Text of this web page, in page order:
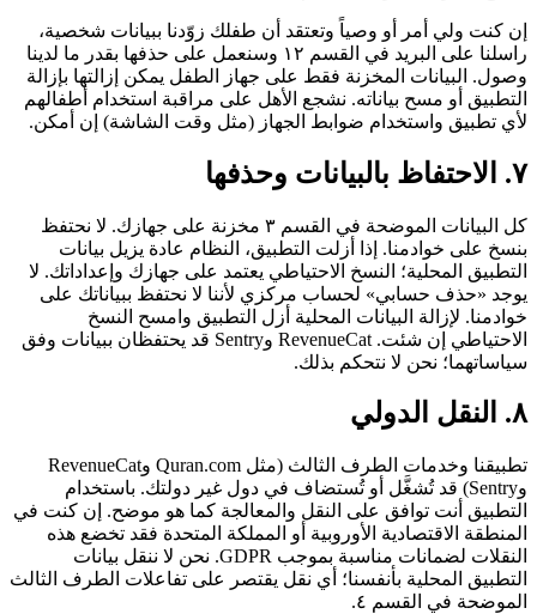
إن كنت ولي أمر أو وصياً وتعتقد أن طفلك زوّدنا ببيانات شخصية،
راسلنا على البريد في القسم ١٢ وسنعمل على حذفها بقدر ما لدينا
وصول. البيانات المخزنة فقط على جهاز الطفل يمكن إزالتها بإزالة
التطبيق أو مسح بياناته. نشجع الأهل على مراقبة استخدام أطفالهم
لأي تطبيق واستخدام ضوابط الجهاز (مثل وقت الشاشة) إن أمكن.
٧. الاحتفاظ بالبيانات وحذفها
كل البيانات الموضحة في القسم ٣ مخزنة على جهازك. لا نحتفظ
بنسخ على خوادمنا. إذا أزلت التطبيق، النظام عادة يزيل بيانات
التطبيق المحلية؛ النسخ الاحتياطي يعتمد على جهازك وإعداداتك. لا
يوجد «حذف حسابي» لحساب مركزي لأننا لا نحتفظ ببياناتك على
خوادمنا. لإزالة البيانات المحلية أزل التطبيق وامسح النسخ
الاحتياطي إن شئت. RevenueCat وSentry قد يحتفظان ببيانات وفق
سياساتهما؛ نحن لا نتحكم بذلك.
٨. النقل الدولي
تطبيقنا وخدمات الطرف الثالث (مثل Quran.com وRevenueCat
وSentry) قد تُشغَّل أو تُستضاف في دول غير دولتك. باستخدام
التطبيق أنت توافق على النقل والمعالجة كما هو موضح. إن كنت في
المنطقة الاقتصادية الأوروبية أو المملكة المتحدة فقد تخضع هذه
النقلات لضمانات مناسبة بموجب GDPR. نحن لا ننقل بيانات
التطبيق المحلية بأنفسنا؛ أي نقل يقتصر على تفاعلات الطرف الثالث
الموضحة في القسم ٤.